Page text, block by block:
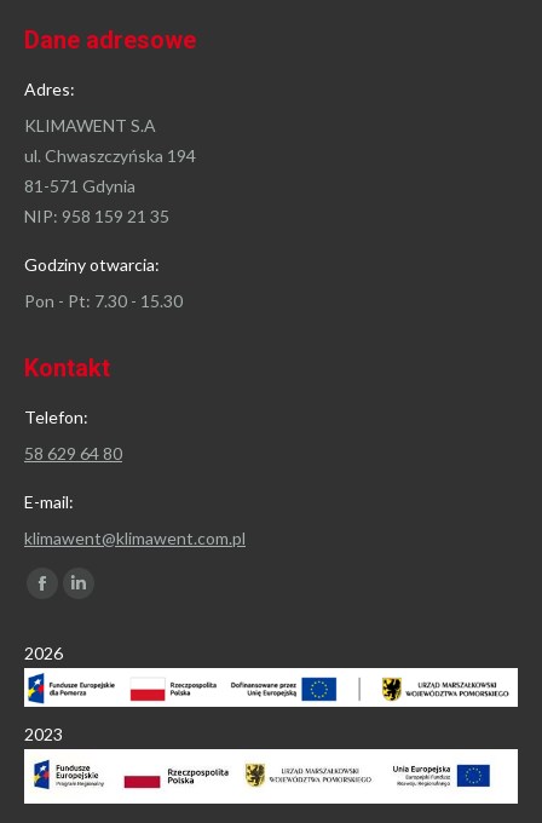
Dane adresowe
Adres:
KLIMAWENT S.A
ul. Chwaszczyńska 194
81-571 Gdynia
NIP: 958 159 21 35
Godziny otwarcia:
Pon - Pt: 7.30 - 15.30
Kontakt
Telefon:
58 629 64 80
E-mail:
klimawent@klimawent.com.pl
Znajdź nas na:
Facebook
opens
in
window
in
window
2026
2023